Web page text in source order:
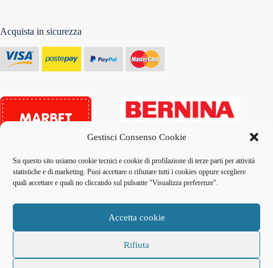
Gestisci Consenso Cookie
Su questo sito usiamo cookie tecnici e cookie di profilazione di terze parti per attività
statistiche e di marketing. Puoi accettare o rifiutare tutti i cookies oppure scegliere
quali accettare e quali no cliccando sul pulsante "Visualizza preferenze".
Accetta cookie
Rifiuta
Acquista in sicurezza
Giambartolomei & C. S.n.c. - Via Trincea delle Frasche 168,
00054 Fiumicino (RM)
Vietata la riproduzione degli elementi contenuti in questo sito
Codice Fiscale e P. Iva 08621211005 - REA n. RM-1107221 -
Credits